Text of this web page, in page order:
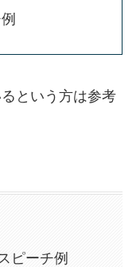
という方は参考
ピーチ例